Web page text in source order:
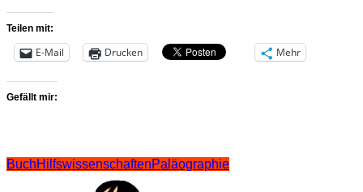
Teilen mit:
E-Mail Drucken Mehr
Gefällt mir:
BuchHilfswissenschaftenPaläographie